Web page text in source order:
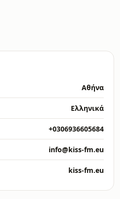
Αθήνα
Ελληνικά
+0306936605684
info@kiss-fm.eu
kiss-fm.eu